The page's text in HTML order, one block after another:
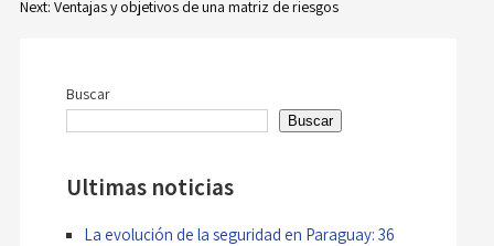
Navegación
entradas
Next: Ventajas y objetivos de una matriz de riesgos
Buscar
Buscar
Ultimas noticias
La evolución de la seguridad en Paraguay: 36